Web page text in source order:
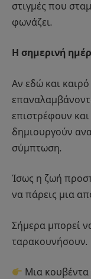
στιγμές που
φωνάζει.
Η σημερινή
Αν εδώ και
επιστρέφουν
δημιουργούν
σύμπτωση.
Ίσως η ζωή
να πάρεις μια
Σήμερα μπορεί
ταρακουνήσουν.
Μια κουβέντα